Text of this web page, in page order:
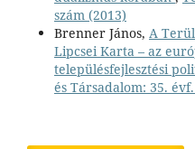
szám (2013)
Brenner János, A
Lipcsei Karta – az
településfejlesztési
és Társadalom: 35.